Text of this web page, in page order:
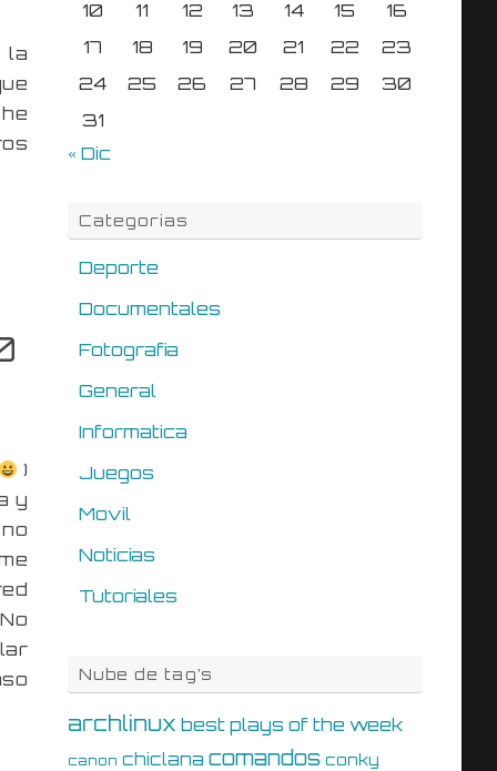
la
)
y
10
11 12 13 14 15
16
17
18 19 20 21 22
23
24
25 26 27 28 29
30
31
« Dic
Categorias
Deporte
Documentales
Fotografia
General
Informatica
Juegos
Movil
Noticias
Tutoriales
Nube de tag’s
archlinux best plays of the week
canon chiclana comandos conky